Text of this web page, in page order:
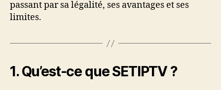
passant par sa légalité, ses avantages et ses
limites.
1. Qu’est-ce que SETIPTV ?